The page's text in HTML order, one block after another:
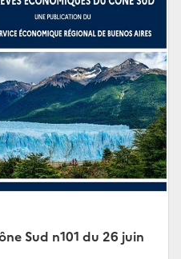
Sud n101 du 26 juin